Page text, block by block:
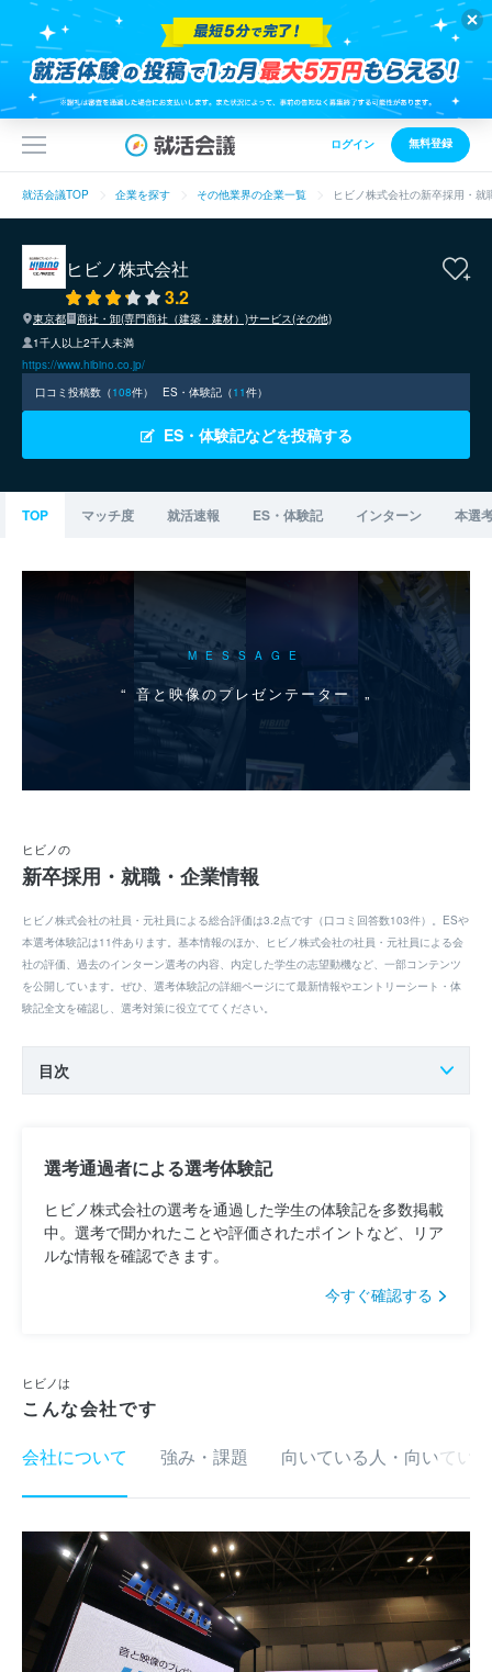
ログイン 無料登録
就活会議TOP 企業を探す その他業界の企業一覧 ヒビノ株式会社の新卒採用・就
ヒビノ株式会社
3.2
東京都 商社・卸(専門商社（建築・建材）)サービス(その他)
1千人以上2千人未満
https://www.hibino.co.jp/
口コミ投稿数（108件） ES・体験記（11件）
ES・体験記などを投稿する
TOP マッチ度 就活速報 ES・体験記 インターン 本選
MESSAGE
音と映像のプレゼンテーター
ヒビノの
新卒採用・就職・企業情報
ヒビノ株式会社の社員・元社員による総合評価は3.2点です（口コミ回答数103件）。ESや
本選考体験記は11件あります。基本情報のほか、ヒビノ株式会社の社員・元社員による会
社の評価、過去のインターン選考の内容、内定した学生の志望動機など、一部コンテンツ
を公開しています。ぜひ、選考体験記の詳細ページにて最新情報やエントリーシート・体
験記全文を確認し、選考対策に役立ててください。
目次
選考通過者による選考体験記
ヒビノ株式会社の選考を通過した学生の体験記を多数掲載
中。選考で聞かれたことや評価されたポイントなど、リア
ルな情報を確認できます。
今すぐ確認する
ヒビノは
こんな会社です
会社について
強み・課題 向いている人・向いてい